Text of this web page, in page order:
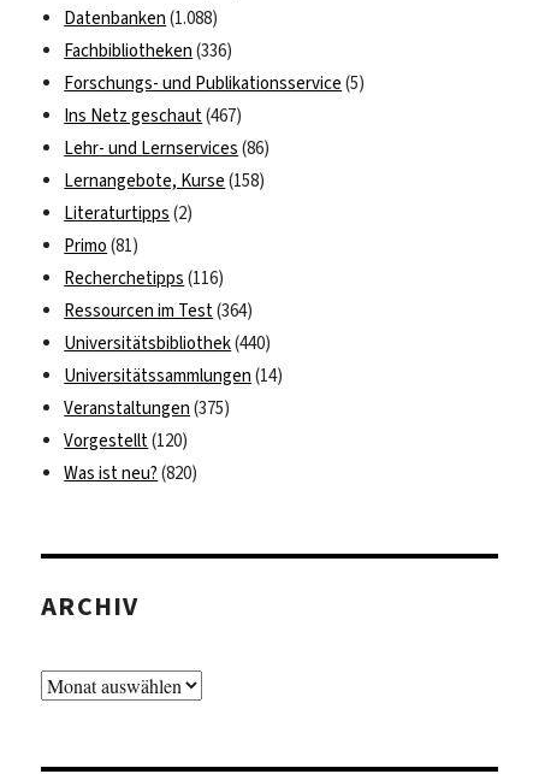
Datenbanken (1.088)
Fachbibliotheken (336)
Forschungs- und Publikationsservice (5)
Ins Netz geschaut(467)
Lehr- und Lernservices (86)
Lernangebote, Kurse (158)
Literaturtipps (2)
Primo (81)
Recherchetipps (116)
Ressourcen im Test(364)
Universitätsbibliothek(440)
Universitätssammlungen (14)
Veranstaltungen (375)
Vorgestellt(120)
Was ist neu? (820)
ARCHIV
Archiv